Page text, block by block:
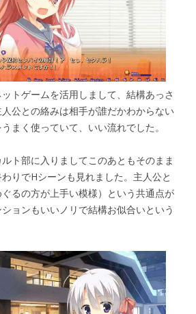
トゲームを活用しまして、結構あっさ
公との絡みは相手が誰だかわからない
まく使っていて、いい流れでした。
ト部に入りましてこのあともそのまま
りでHシーンも見れました。主人公と
るの方が上手い模様）という共通点が
ョンもいいノリで結構お似合いという